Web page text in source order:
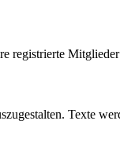
Texte